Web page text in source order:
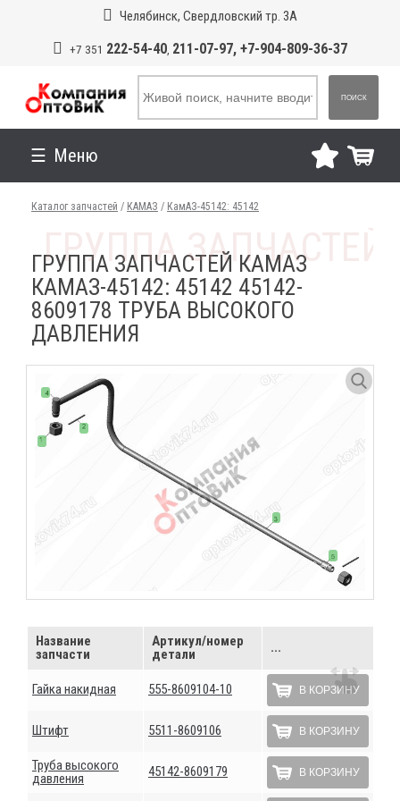
Челябинск, Свердловский тр. 3А
+7 351 222-54-40, 211-07-97, +7-904-809-36-37
ПОИСК
Меню
Каталог запчастей / КАМАЗ / КамАЗ-45142: 45142
ГРУППА ЗАПЧАСТЕЙ КАМАЗ
КАМАЗ-45142: 45142 45142-
8609178 ТРУБА ВЫСОКОГО
ДАВЛЕНИЯ
Название
запчасти
Артикул/номер
детали
...
Гайка накидная 555-8609104-10 В КОРЗИНУ
Штифт 5511-8609106 В КОРЗИНУ
Труба высокого
давления
45142-8609179 В КОРЗИНУ